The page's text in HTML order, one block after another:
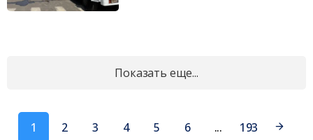
Показать еще...
1 2 3 4 5 6 ... 193